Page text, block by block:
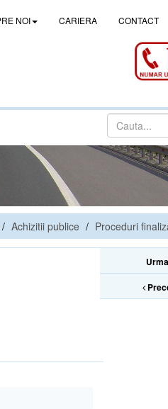
NOI CARIERA CONTACT
Achizitii publice Proceduri